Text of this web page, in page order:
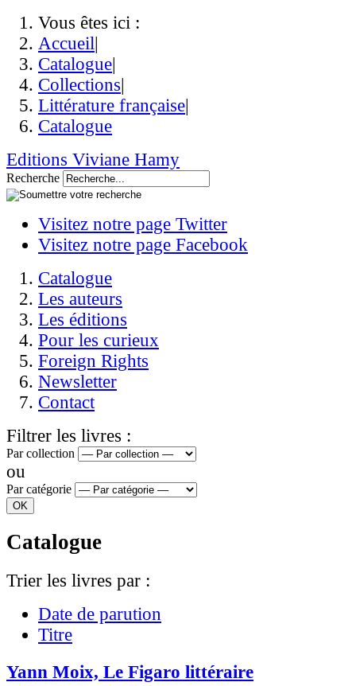
Vous êtes ici :
Accueil|
Catalogue|
Collections|
Littérature française|
Catalogue
Editions Viviane Hamy
Recherche
Visitez notre page Twitter
Visitez notre page Facebook
Catalogue
Les auteurs
Les éditions
Pour les curieux
Foreign Rights
Newsletter
Contact
Filtrer les livres :
Par collection
ou
Par catégorie
Catalogue
Trier les livres par :
Date de parution
Titre
Yann Moix, Le Figaro littéraire